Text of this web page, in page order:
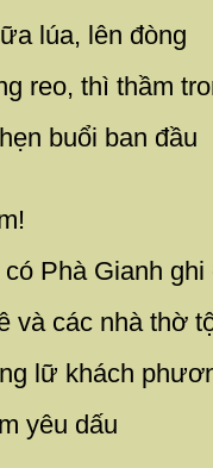
lúa, lên đòng
reo, thì thầm
buổi ban đầu
Phà Gianh ghi
và các nhà thờ
lữ khách
yêu dấu